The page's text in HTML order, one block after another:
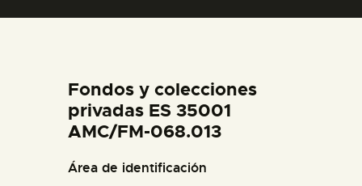
ESPAÑOL
Fondos y colecciones
privadas ES 35001
AMC/FM-068.013
Área de identificación